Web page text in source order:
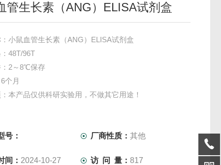
管生长素（ANG）ELISA试剂盒
小鼠血管生长素（ANG）ELISA试剂盒
48T/96T
2～8℃保存
个月
本产品仅供科研实验用，不做其它用途！
号： 厂商性质：其他
间： 2024-10-27 访 问 量：817